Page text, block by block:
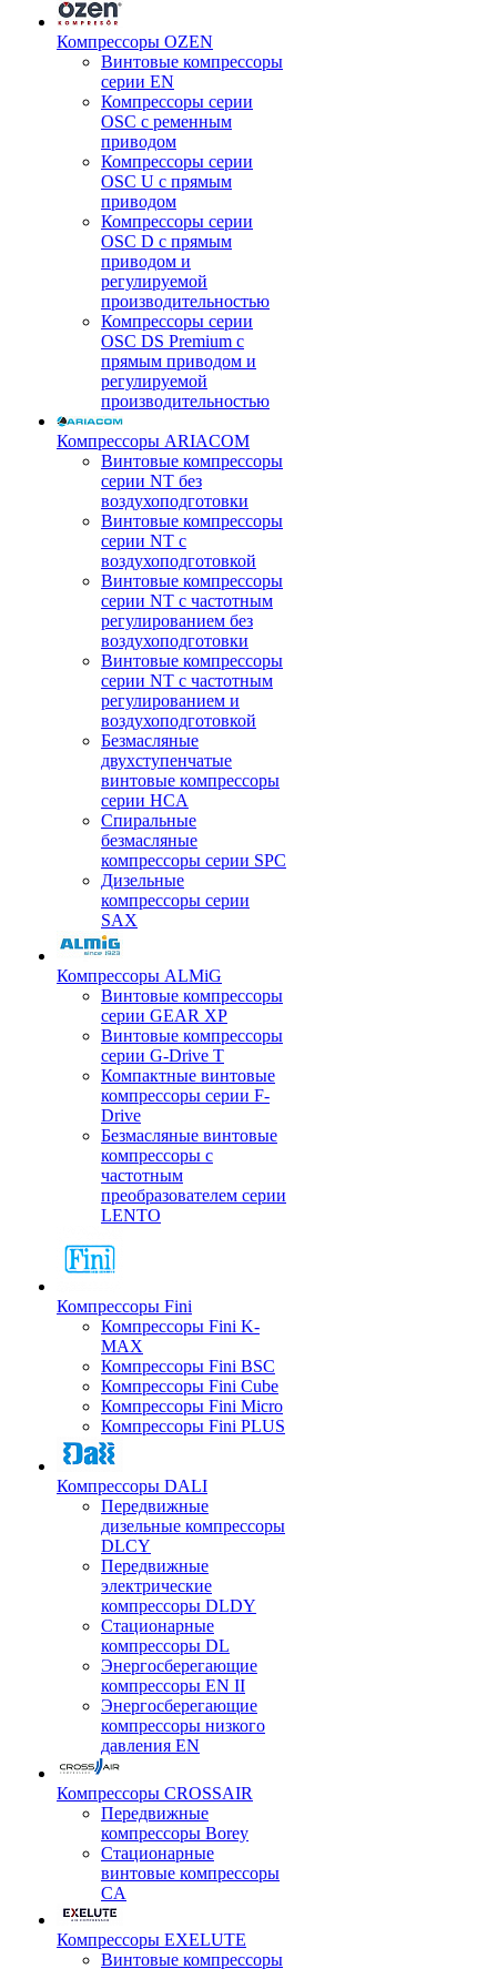
Компрессоры OZEN
Винтовые компрессоры
серии EN
Компрессоры серии
OSC с ременным
приводом
Компрессоры серии
OSC U с прямым
приводом
Компрессоры серии
OSC D с прямым
приводом и
регулируемой
производительностью
Компрессоры серии
OSC DS Premium с
прямым приводом и
регулируемой
производительностью
Компрессоры ARIACOM
Винтовые компрессоры
серии NT без
воздухоподготовки
Винтовые компрессоры
серии NT c
воздухоподготовкой
Винтовые компрессоры
серии NT с частотным
регулированием без
воздухоподготовки
Винтовые компрессоры
серии NT с частотным
регулированием и
воздухоподготовкой
Безмасляные
двухступенчатые
винтовые компрессоры
серии HCA
Спиральные
безмасляные
компрессоры серии SPC
Дизельные
компрессоры серии
SAX
Компрессоры ALMiG
Винтовые компрессоры
серии GEAR XP
Винтовые компрессоры
серии G-Drive T
Компактные винтовые
компрессоры серии F-
Drive
Безмасляные винтовые
компрессоры с
частотным
преобразователем серии
LENTO
Компрессоры Fini
Компрессоры Fini K-
MAX
Компрессоры Fini BSC
Компрессоры Fini Cube
Компрессоры Fini Micro
Компрессоры Fini PLUS
Компрессоры DALI
Передвижные
дизельные компрессоры
DLCY
Передвижные
электрические
компрессоры DLDY
Стационарные
компрессоры DL
Энергосберегающие
компрессоры EN II
Энергосберегающие
компрессоры низкого
давления EN
Компрессоры CROSSAIR
Передвижные
компрессоры Borey
Стационарные
винтовые компрессоры
CA
Компрессоры EXELUTE
Винтовые компрессоры